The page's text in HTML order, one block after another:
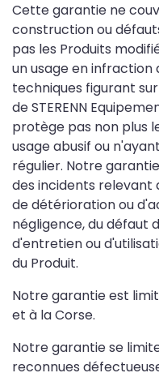
Cette garantie ne
construction ou
pas les Produits
un usage en
techniques figurant
de STERENN
protège pas non plus
usage abusif ou
régulier. Notre
des incidents relevant
de détérioration ou
négligence, du défaut
d'entretien ou
du Produit.
Notre garantie est
et à la Corse.
Notre garantie se
reconnues